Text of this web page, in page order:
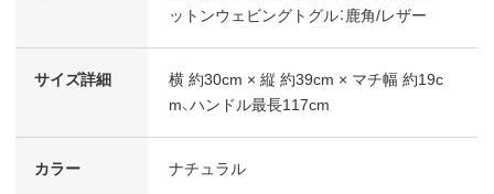
ットンウェビングトグル：鹿角/レザー
サイズ詳細
横 約30cm × 縦 約39cm × マチ幅 約19c
m、ハンドル最長117cm
カラー ナチュラル